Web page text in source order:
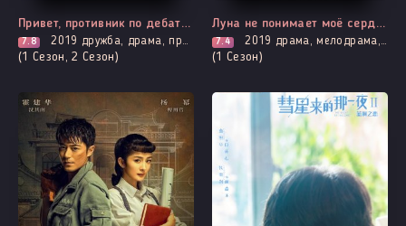
Привет, противник по дебатам
7.8 2019 дружба, драма, про молодость и любовь, броманс, повседневность, романтика, про школу и школьников
(1 Сезон, 2 Сезон)
Луна не понимает моё сердце
7.4 2019 драма, мелодрама, про молодость и любовь, адаптация новел, повседневность, романтика, про школу и школьников
(1 Сезон)